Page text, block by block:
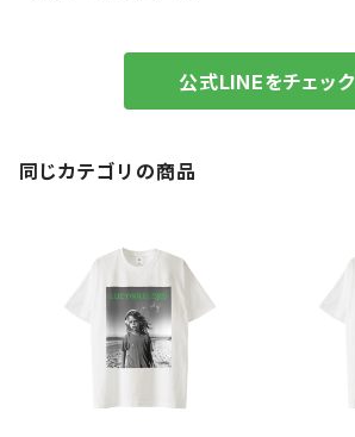
公式LINEをチェック
同じカテゴリの商品